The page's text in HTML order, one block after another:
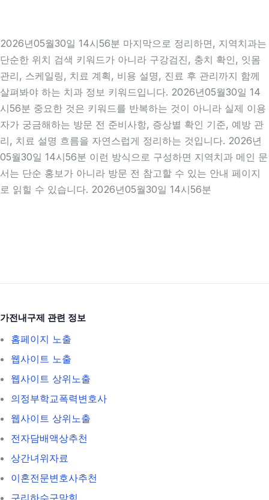
2026년05월30일 14시56분 마지막으로 정리하면, 지역치과는
단순한 위치 검색 키워드가 아니라 구강검진, 충치 확인, 잇몸
관리, 스케일링, 치료 계획, 비용 설명, 진료 후 관리까지 함께
살펴봐야 하는 치과 정보 키워드입니다. 2026년05월30일 14
시56분 중요한 것은 키워드를 반복하는 것이 아니라 실제 이용
자가 궁금해하는 방문 전 준비사항, 증상별 확인 기준, 예방 관
리, 치료 설명 흐름을 자연스럽게 정리하는 것입니다. 2026년
05월30일 14시56분 이런 방식으로 구성하면 지역치과 메인 문
서는 단순 홍보가 아니라 방문 전 참고할 수 있는 안내 페이지
로 읽힐 수 있습니다. 2026년05월30일 14시56분
가전내구제 관련 정보
홈페이지 노출
웹사이트 노출
웹사이트 상위노출
의정부학교폭력변호사
웹사이트 상위노출
전자담배액상추천
상간녀위자료
이혼전문변호사추천
구리하수구막힘